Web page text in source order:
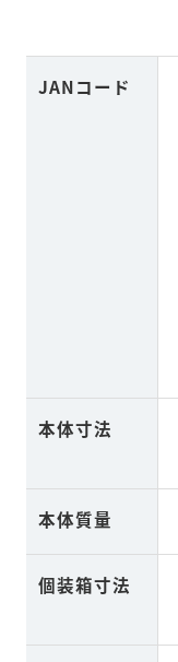
JANコード
本体寸法
本体質量
個装箱寸法